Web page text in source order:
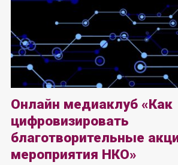
Онлайн медиаклуб «Как
цифровизировать
благотворительные
мероприятия НКО»